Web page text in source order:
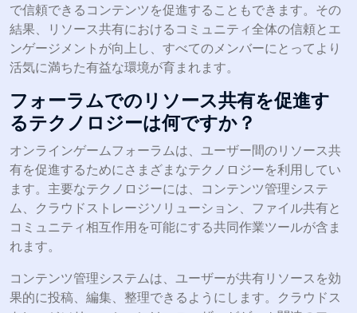
で信頼できるコンテンツを促進することもできます。その
結果、リソース共有におけるコミュニティ全体の信頼とエ
ンゲージメントが向上し、すべてのメンバーにとってより
活気に満ちた有益な環境が育まれます。
フォーラムでのリソース共有を促進す
るテクノロジーは何ですか？
オンラインゲームフォーラムは、ユーザー間のリソース共
有を促進するためにさまざまなテクノロジーを利用してい
ます。主要なテクノロジーには、コンテンツ管理システ
ム、クラウドストレージソリューション、ファイル共有と
コミュニティ相互作用を可能にする共同作業ツールが含ま
れます。
コンテンツ管理システムは、ユーザーが共有リソースを効
果的に投稿、編集、整理できるようにします。クラウドス